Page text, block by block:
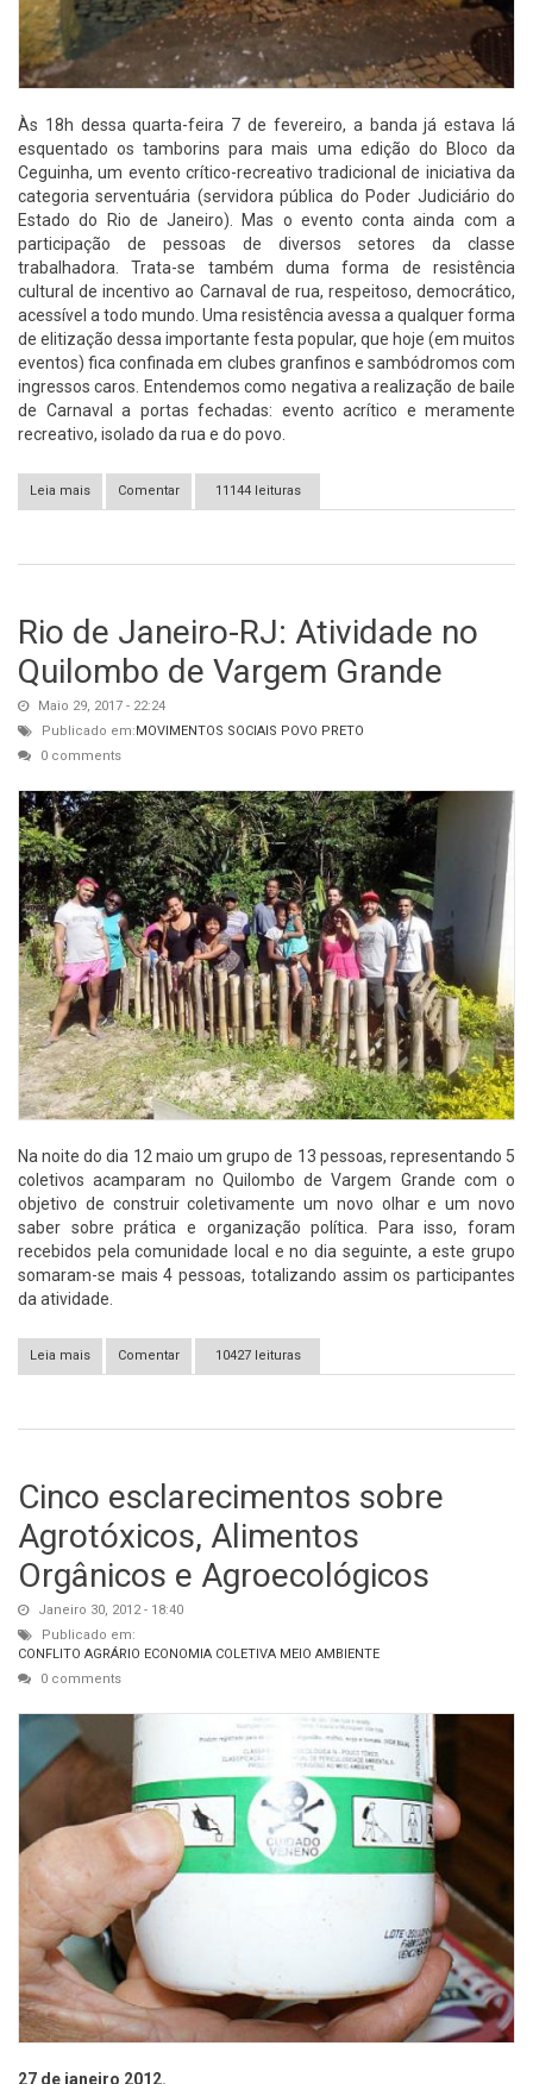
Às 18h dessa quarta-feira 7 de fevereiro, a banda já estava lá
esquentado os tamborins para mais uma edição do Bloco da
Ceguinha, um evento crítico-recreativo tradicional de iniciativa da
categoria serventuária (servidora pública do Poder Judiciário do
Estado do Rio de Janeiro). Mas o evento conta ainda com a
participação de pessoas de diversos setores da classe
trabalhadora. Trata-se também duma forma de resistência
cultural de incentivo ao Carnaval de rua, respeitoso, democrático,
acessível a todo mundo. Uma resistência avessa a qualquer forma
de elitização dessa importante festa popular, que hoje (em muitos
eventos) fica confinada em clubes granfinos e sambódromos com
ingressos caros. Entendemos como negativa a realização de baile
de Carnaval a portas fechadas: evento acrítico e meramente
recreativo, isolado da rua e do povo.
Leia mais
sobre [Rio de Janeiro-RJ] Bloco da Ceguinha 2018: Guerreiro
Como Sempre
Comentar 11144 leituras
Rio de Janeiro-RJ: Atividade no
Quilombo de Vargem Grande
Maio 29, 2017 - 22:24
Publicado em:MOVIMENTOS SOCIAIS POVO PRETO
0 comments
Na noite do dia 12 maio um grupo de 13 pessoas, representando 5
coletivos acamparam no Quilombo de Vargem Grande com o
objetivo de construir coletivamente um novo olhar e um novo
saber sobre prática e organização política. Para isso, foram
recebidos pela comunidade local e no dia seguinte, a este grupo
somaram-se mais 4 pessoas, totalizando assim os participantes
da atividade.
Leia mais
sobre Rio de Janeiro-RJ: Atividade no Quilombo de Vargem
Grande
Comentar 10427 leituras
Cinco esclarecimentos sobre
Agrotóxicos, Alimentos
Orgânicos e Agroecológicos
Janeiro 30, 2012 - 18:40
Publicado em:
CONFLITO AGRÁRIO ECONOMIA COLETIVA MEIO AMBIENTE
0 comments
27 de janeiro 2012.